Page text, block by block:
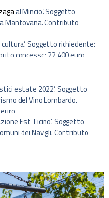
al Mincio’. Soggetto
Mantovana. Contributo
Soggetto richiedente:
concesso: 22.400 euro.
estate 2022’. Soggetto
del Vino Lombardo.
Est Ticino’. Soggetto
dei Navigli. Contributo